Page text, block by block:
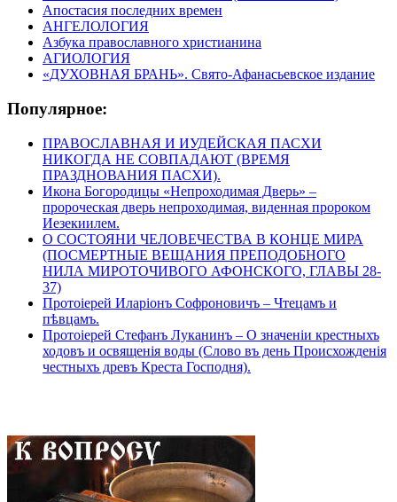
Апостасия последних времен
АНГЕЛОЛОГИЯ
Азбука православного христианина
АГИОЛОГИЯ
«ДУХОВНАЯ БРАНЬ». Свято-Афанасьевское издание
Популярное:
ПРАВОСЛАВНАЯ И ИУДЕЙСКАЯ ПАСХИ
НИКОГДА НЕ СОВПАДАЮТ (ВРЕМЯ
ПРАЗДНОВАНИЯ ПАСХИ).
Икона Богородицы «Непроходимая Дверь» –
пророческая дверь непроходимая, виденная пророком
Иезекиилем.
О СОСТОЯНИ ЧЕЛОВЕЧЕСТВА В КОНЦЕ МИРА
(ПОСМЕРТНЫЕ ВЕЩАНИЯ ПРЕПОДОБНОГО
НИЛА МИРОТОЧИВОГО АФОНСКОГО, ГЛАВЫ 28-
37)
Протоіерей Иларіонъ Софроновичъ – Чтецамъ и
пѣвцамъ.
Протоіерей Стефанъ Луканинъ – О значеніи крестныхъ
ходовъ и освященія воды (Слово въ день Происхожденія
честныхъ древъ Креста Господня).